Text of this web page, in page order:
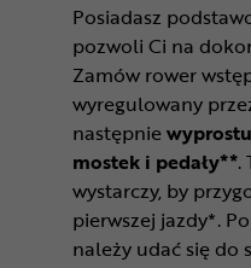
Posiadasz
pozwoli Ci na
Zamów rower
wyregulowany
następnie
mostek i pedały**.
wystarczy, by
pierwszej jazdy*.
należy udać się do